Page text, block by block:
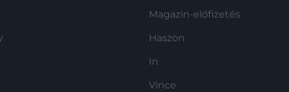
Magazin-előfizetés
Haszon
In
Vince